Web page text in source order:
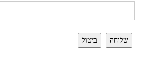
שליחה ביטול